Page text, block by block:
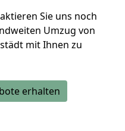
Sie uns noch
Umzug von
mit Ihnen zu
erhalten